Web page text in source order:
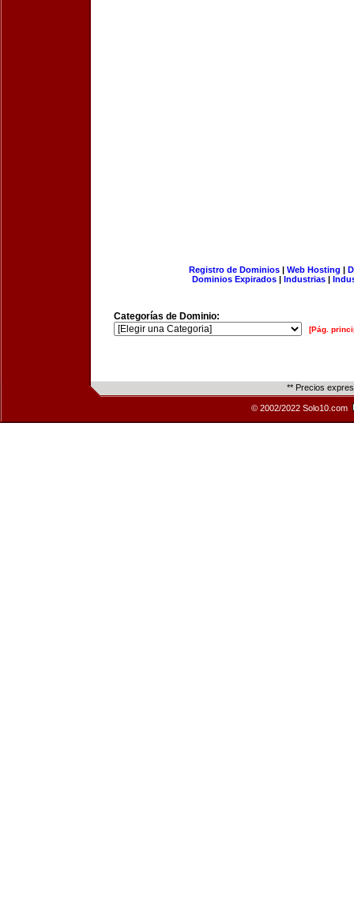
Registro de Dominios| Web Hosting |
Dominios Expirados | Industrias |
Categorías de Dominio:
[Pág.
** Precios
© 2002/2022 Solo10.com